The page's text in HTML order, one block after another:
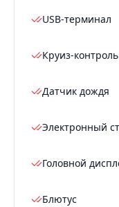
USB-терминал
Круиз-
Датчик дождя
Электронный
Головной
Блютус